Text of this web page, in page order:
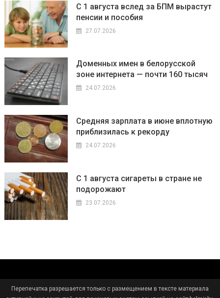
С 1 августа вслед за БПМ вырастут
пенсии и пособия
27.07.2026
Доменных имен в белорусской
зоне интернета — почти 160 тысяч
24.07.2026
Средняя зарплата в июне вплотную
приблизилась к рекорду
24.07.2026
С 1 августа сигареты в стране не
подорожают
23.07.2026
Перепечатка разрешается только с размещением в тексте материала